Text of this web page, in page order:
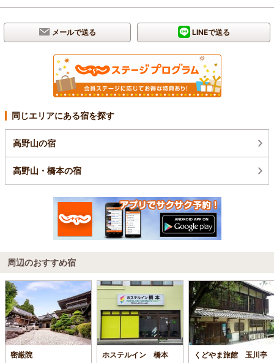
メールで送る LINEで送る
同じエリアにある宿を探す
高野山の宿
高野山・橋本の宿
周辺のおすすめ宿
密厳院 ホステルイン 橋本 くどやま旅館 玉川亭